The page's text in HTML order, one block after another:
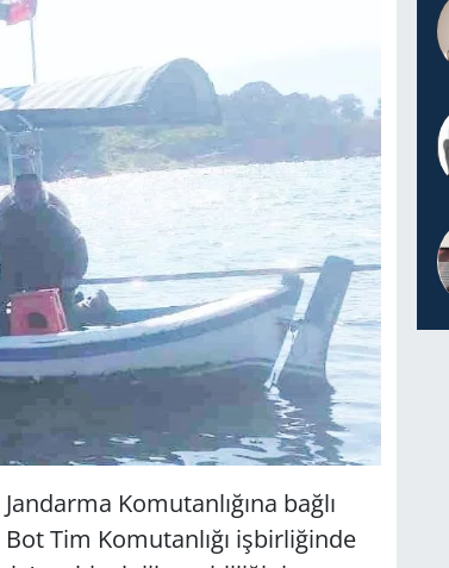
Komutanlığına bağlı
Tim Komutanlığı işbirliğinde